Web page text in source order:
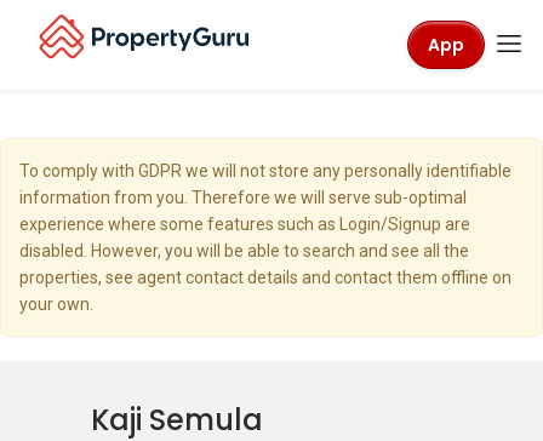
App
To comply with GDPR we will not store any personally identifiable
information from you. Therefore we will serve sub-optimal
experience where some features such as Login/Signup are
disabled. However, you will be able to search and see all the
properties, see agent contact details and contact them offline on
your own.
Kaji Semula